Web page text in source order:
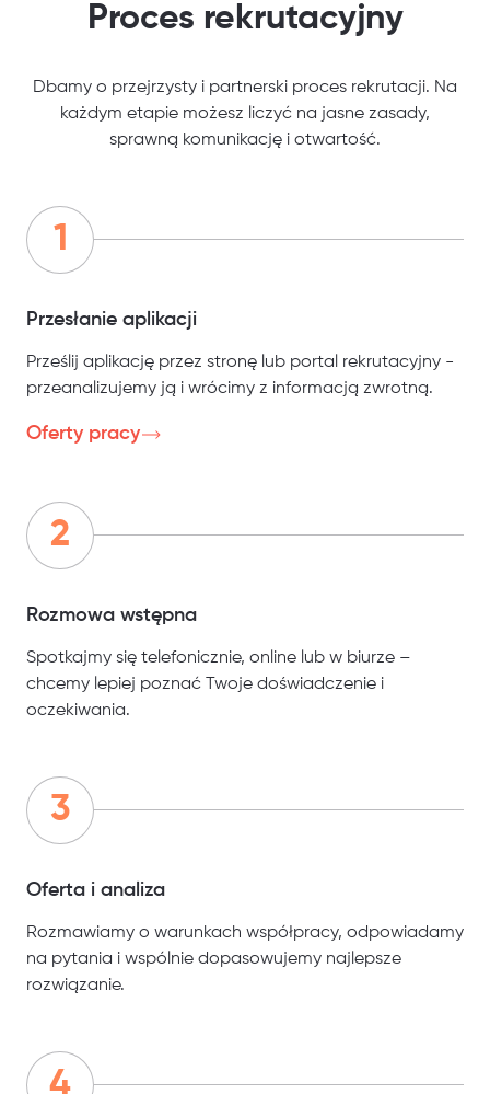
Proces rekrutacyjny
Dbamy o przejrzysty i partnerski proces rekrutacji. Na
każdym etapie możesz liczyć na jasne zasady,
sprawną komunikację i otwartość.
Przesłanie aplikacji
Prześlij aplikację przez stronę lub portal rekrutacyjny -
przeanalizujemy ją i wrócimy z informacją zwrotną.
Oferty pracy
Rozmowa wstępna
Spotkajmy się telefonicznie, online lub w biurze –
chcemy lepiej poznać Twoje doświadczenie i
oczekiwania.
Oferta i analiza
Rozmawiamy o warunkach współpracy, odpowiadamy
na pytania i wspólnie dopasowujemy najlepsze
rozwiązanie.